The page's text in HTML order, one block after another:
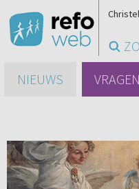
NIEUWS
VRAGEN